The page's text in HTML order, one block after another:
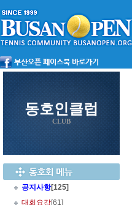
동호인클럽
CLUB
공지사항[125]
대회요강[61]